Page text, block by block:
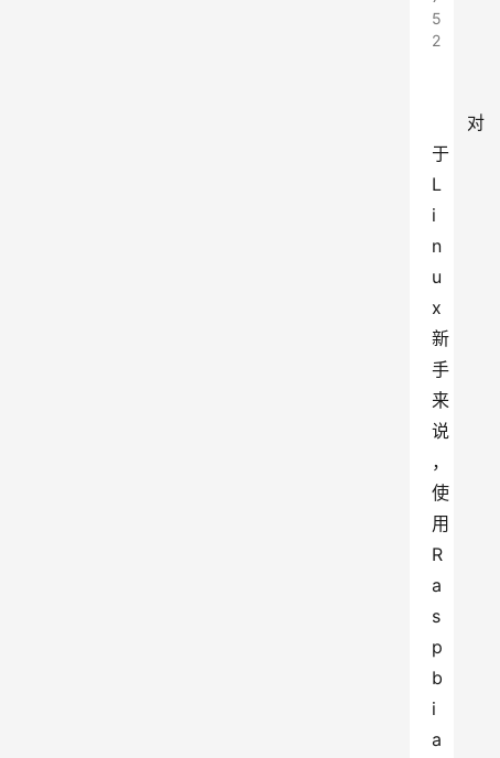
5
2
对
于
L
i
n
u
x
新
手
来
说
，
使
用
R
a
s
p
b
i
a